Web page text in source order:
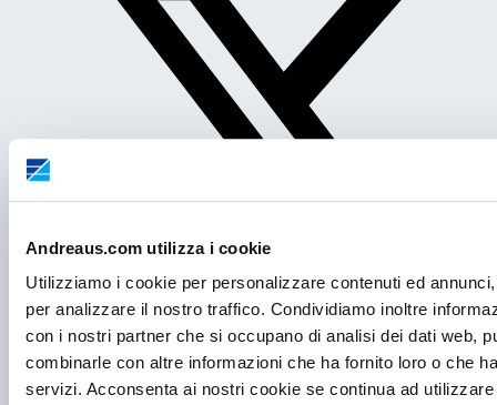
Andreaus.com utilizza i cookie
Utilizziamo i cookie per personalizzare contenuti ed
per analizzare il nostro traffico. Condividiamo inoltre
con i nostri partner che si occupano di analisi dei dati web,
combinarle con altre informazioni che ha fornito loro o che
servizi. Acconsenta ai nostri cookie se continua ad
Post precedente